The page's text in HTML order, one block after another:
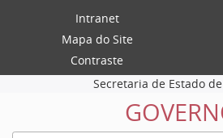
Intranet
Mapa do Site
Contraste
Secretaria de Estado